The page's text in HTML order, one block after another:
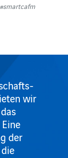
wir
der